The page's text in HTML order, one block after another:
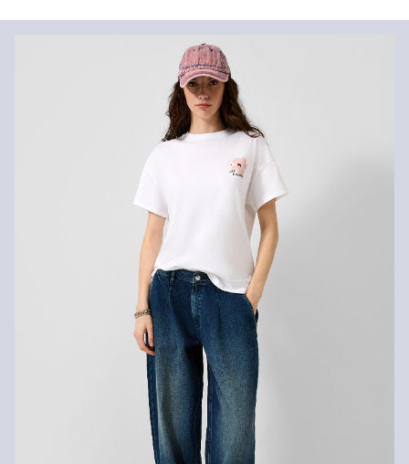
Materiál: Bavlna, Lyocell
Nelze bělit chlórem
Nesušit v sušičce
Nežehlit při vysoké teplotě
Nelze chemicky čistit
Praní v pračce na 30 °
prostřednictvím společnosti Česká pošta. Náklady na dopravu pro
standardní doručení jsou 119,00 Kč .
Své zboží nám můžete bezplatně vrátit do 14 dnů.